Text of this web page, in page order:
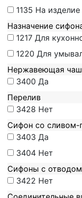
1135 На изделие
Назначение
1217 Для
1220 Для
Нержавеющая
3400 Да
Перелив
3428 Нет
Сифон со сливом-
3403 Да
3404 Нет
Сифоны с отводом
3422 Нет